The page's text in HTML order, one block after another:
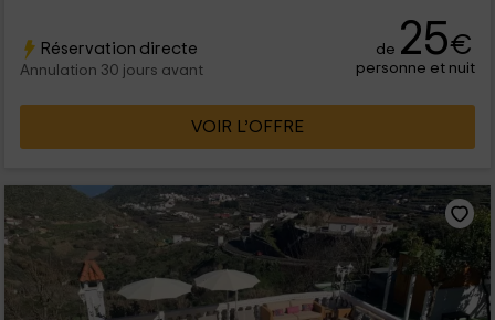
Réservation directe
Annulation 30 jours avant
de 25€
personne et nuit
VOIR L’OFFRE